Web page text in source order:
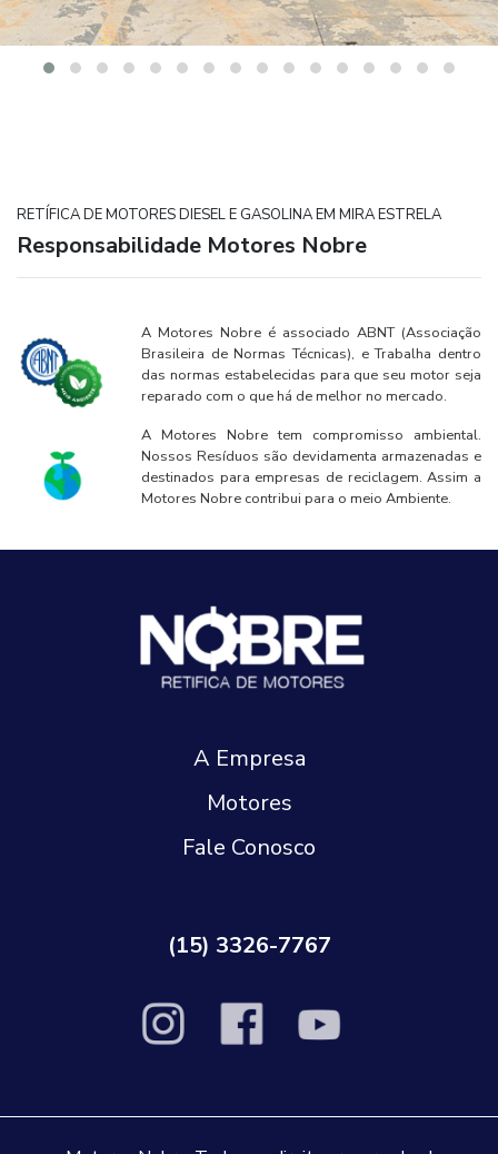
RETÍFICA DE MOTORES DIESEL E GASOLINA EM MIRA ESTRELA
Responsabilidade Motores Nobre
A Motores Nobre é associado ABNT (Associação
Brasileira de Normas Técnicas), e Trabalha dentro
das normas estabelecidas para que seu motor seja
reparado com o que há de melhor no mercado.
A Motores Nobre tem compromisso ambiental.
Nossos Resíduos são devidamenta armazenadas e
destinados para empresas de reciclagem. Assim a
Motores Nobre contribui para o meio Ambiente.
A Empresa
Motores
Fale Conosco
(15) 3326-7767